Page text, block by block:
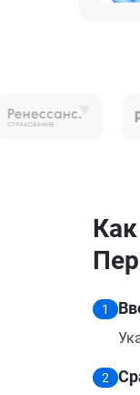
1
2